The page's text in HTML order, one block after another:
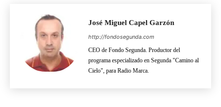
José Miguel Capel Garzón
http://fondosegunda.com
CEO de Fondo Segunda. Productor del
programa especializado en Segunda "Camino al
Cielo", para Radio Marca.